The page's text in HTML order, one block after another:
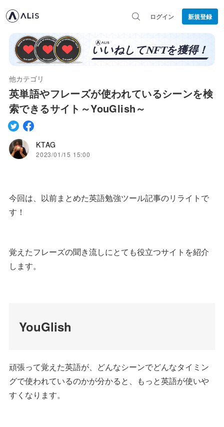
ログイン 新規登録
他カテゴリ
英単語やフレーズが使われているシーンを検
索できるサイト～YouGlish～
KTAG
2023/01/15 15:00
今回は、以前まとめた英語勉強ツール記事のリライトで
す！
覚えたフレーズの聞き流しにとても役立つサイトを紹介
します。
YouGlish
頑張って覚えた英語が、どんなシーンでどんなタイミン
グで使われているのかが分かると、もっと英語が使いや
すくなります。